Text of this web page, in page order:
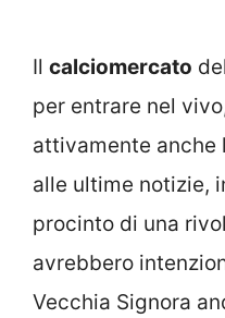
Il calciomercato
per entrare nel
attivamente anche
alle ultime notizie,
procinto di una
avrebbero
Vecchia Signora